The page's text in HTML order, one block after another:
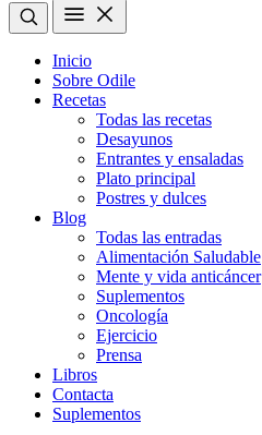
Inicio
Sobre Odile
Recetas
Todas las recetas
Desayunos
Entrantes y ensaladas
Plato principal
Postres y dulces
Blog
Todas las entradas
Alimentación Saludable
Mente y vida anticáncer
Suplementos
Oncología
Ejercicio
Prensa
Libros
Contacta
Suplementos